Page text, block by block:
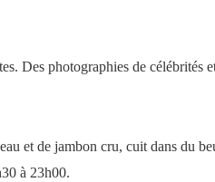
Des photographies de célébrités
et de jambon cru, cuit dans du
à 23h00.